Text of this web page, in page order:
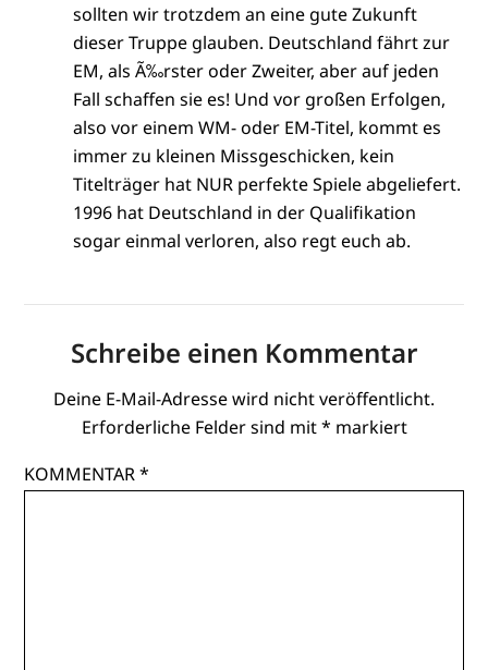
sollten wir trotzdem an eine gute Zukunft
dieser Truppe glauben. Deutschland fährt zur
EM, als Ã‰rster oder Zweiter, aber auf jeden
Fall schaffen sie es! Und vor großen Erfolgen,
also vor einem WM- oder EM-Titel, kommt es
immer zu kleinen Missgeschicken, kein
Titelträger hat NUR perfekte Spiele abgeliefert.
1996 hat Deutschland in der Qualifikation
sogar einmal verloren, also regt euch ab.
Schreibe einen Kommentar
Deine E-Mail-Adresse wird nicht veröffentlicht.
Erforderliche Felder sind mit* markiert
KOMMENTAR*